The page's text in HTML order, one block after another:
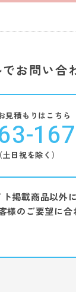
お問い合
見積もりはこちら
167
（土日祝を除く）
掲載商品以外
様のご要望に